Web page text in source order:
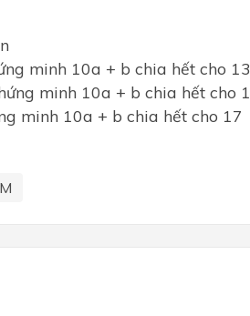
minh 10a + b chia hết cho 13
minh 10a + b chia hết cho
minh 10a + b chia hết cho 17